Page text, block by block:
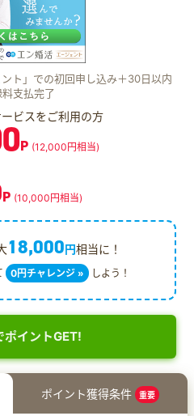
ト」での初回申し込み＋30日以内
料支払完了
ビスをご利用の方
P (12,000円相当)
P (10,000円相当)
18,000円相当に！
0円チャレンジ » しよう！
ポイントGET!
ポイント獲得条件 重要